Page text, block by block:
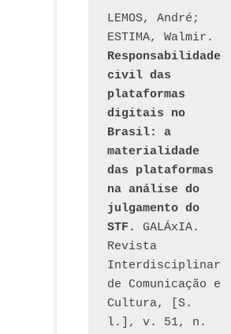
LEMOS, André;
Responsabilidade
civil das
plataformas
digitais no
Brasil: a
materialidade
das plataformas
na análise do
julgamento do
STF.
GALÁxIA.
Revista
Interdisciplinar
de Comunicação e
Cultura, [S.
l.], v. 51, n.